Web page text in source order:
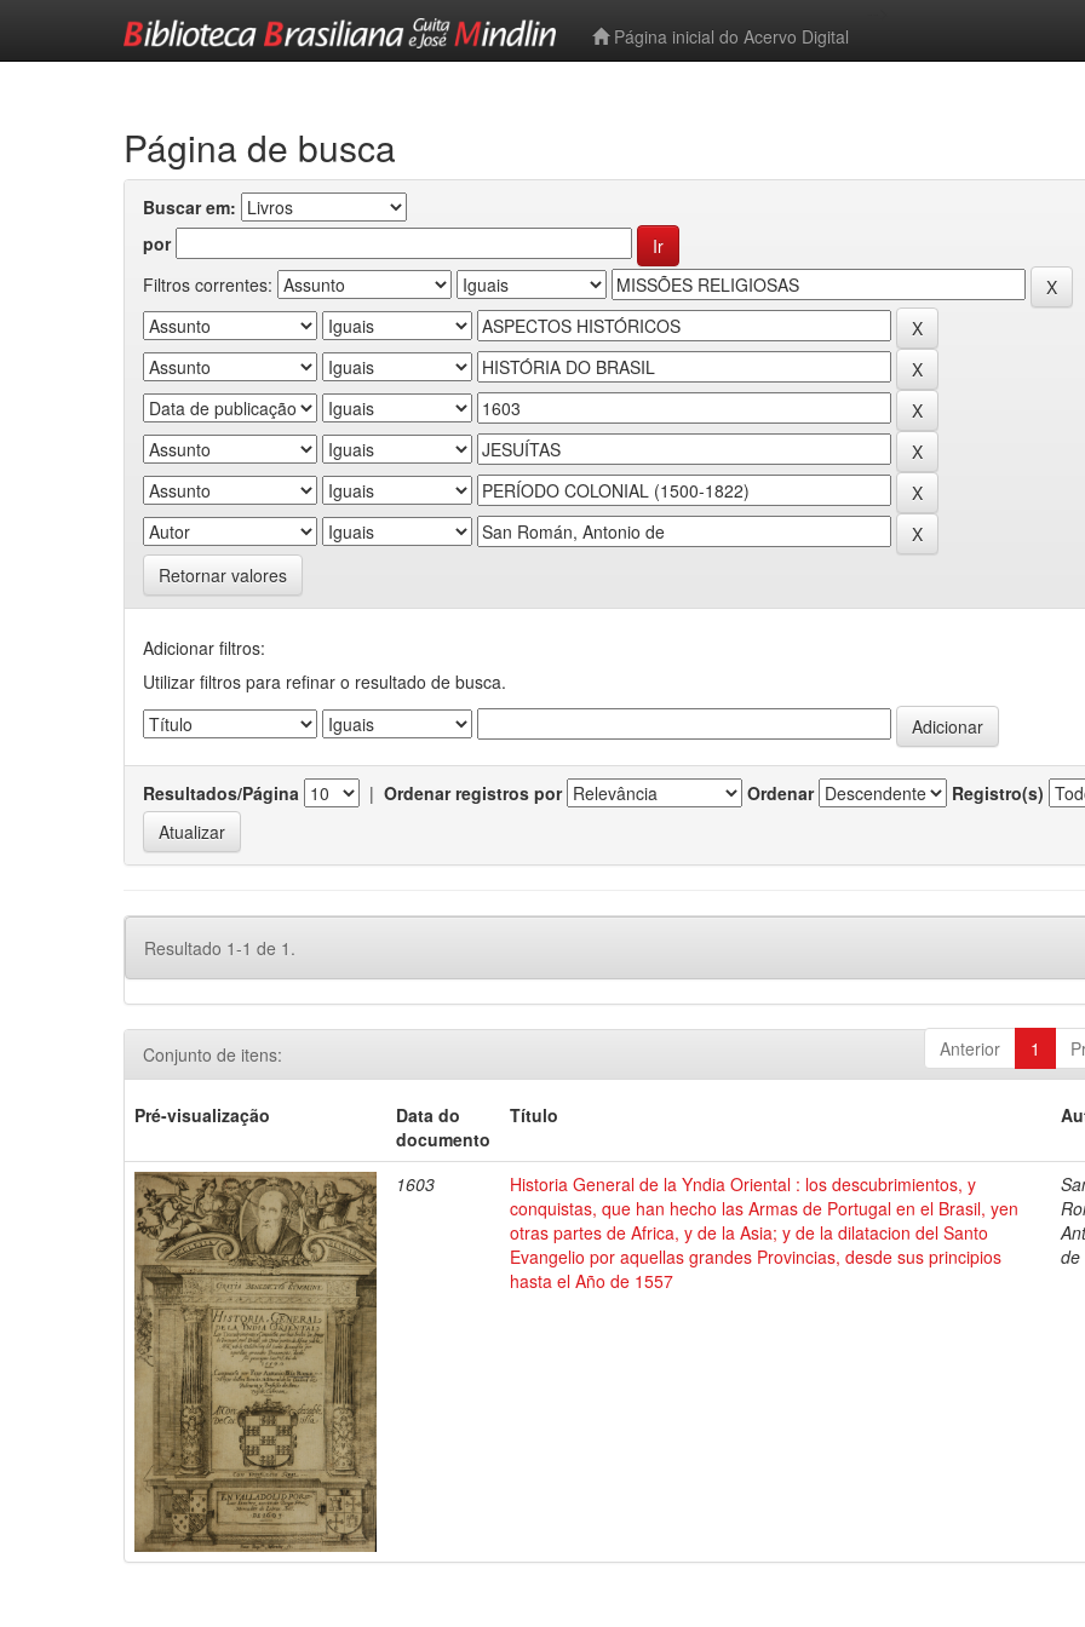
Página inicial do Acervo Digital
Página de busca
Buscar em:
por
Filtros correntes:
Retornar valores
Adicionar filtros:
Utilizar filtros para refinar o resultado de busca.
Resultados/Página | Ordenar registros por Ordenar Registro(s)
Resultado 1-1 de 1.
Anterior 1
Conjunto de itens:
Pré-visualização
Data do
documento
Título
1603
Historia General de la Yndia Oriental : los descubrimientos, y
conquistas, que han hecho las Armas de Portugal en el Brasil, yen
otras partes de Africa, y de la Asia; y de la dilatacion del Santo
Evangelio por aquellas grandes Provincias, desde sus principios
hasta el Año de 1557
de